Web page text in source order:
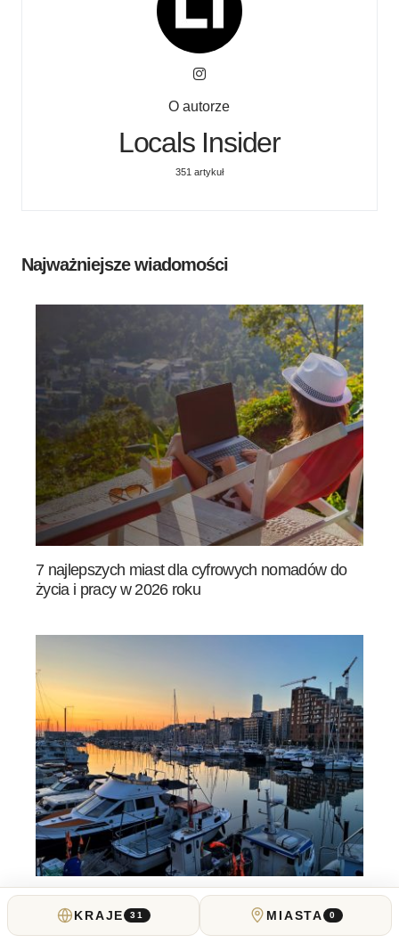
O autorze
Locals Insider
351 artykuł
Najważniejsze wiadomości
7 najlepszych miast dla cyfrowych nomadów do
życia i pracy w 2026 roku
Najlepsze restauracje rybne w Aarhus, gdzie
można zjeść świeże ostrygi i ryby z grilla
KRAJE 31 MIASTA 0